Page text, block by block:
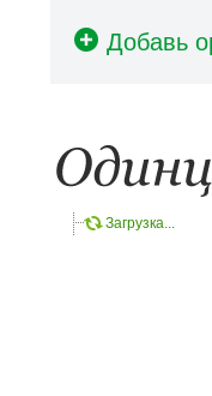
Загрузка...